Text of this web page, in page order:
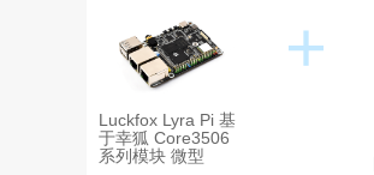
Luckfox Lyra Pi 基
于幸狐 Core3506
系列模块 微型
+